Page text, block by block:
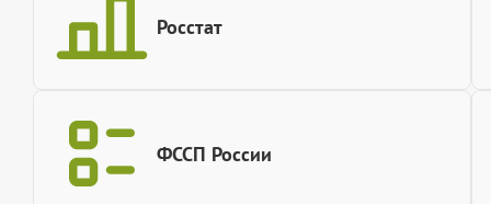
Росстат
ФССП России